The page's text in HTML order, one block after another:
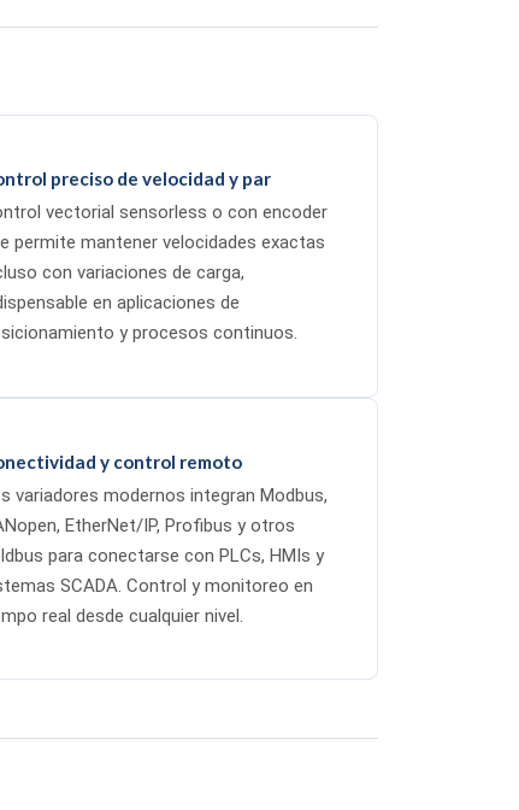
preciso de velocidad y par
vectorial sensorless o con encoder
permite mantener velocidades exactas
con variaciones de carga,
en aplicaciones de
y procesos continuos.
y control remoto
variadores modernos integran Modbus,
EtherNet/IP, Profibus y otros
para conectarse con PLCs, HMIs y
SCADA. Control y monitoreo en
real desde cualquier nivel.